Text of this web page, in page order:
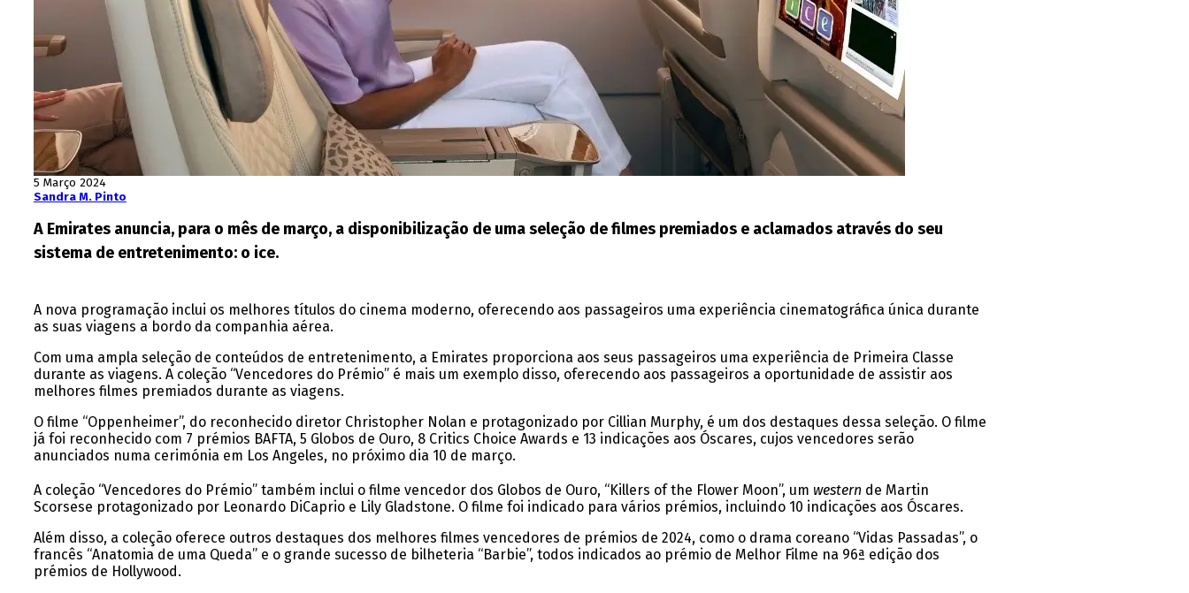
5 Março 2024
Sandra M. Pinto
A Emirates anuncia, para o mês de março, a disponibilização de uma seleção de filmes premiados e aclamados através do seu
sistema de entretenimento: o ice.
A nova programação inclui os melhores títulos do cinema moderno, oferecendo aos passageiros uma experiência cinematográfica única durante
as suas viagens a bordo da companhia aérea.
Com uma ampla seleção de conteúdos de entretenimento, a Emirates proporciona aos seus passageiros uma experiência de Primeira Classe
durante as viagens. A coleção “Vencedores do Prémio” é mais um exemplo disso, oferecendo aos passageiros a oportunidade de assistir aos
melhores filmes premiados durante as viagens.
O filme “Oppenheimer”, do reconhecido diretor Christopher Nolan e protagonizado por Cillian Murphy, é um dos destaques dessa seleção. O filme
já foi reconhecido com 7 prémios BAFTA, 5 Globos de Ouro, 8 Critics Choice Awards e 13 indicações aos Óscares, cujos vencedores serão
anunciados numa cerimónia em Los Angeles, no próximo dia 10 de março.
A coleção “Vencedores do Prémio” também inclui o filme vencedor dos Globos de Ouro, “Killers of the Flower Moon”, um westernde Martin
Scorsese protagonizado por Leonardo DiCaprio e Lily Gladstone. O filme foi indicado para vários prémios, incluindo 10 indicações aos Óscares.
Além disso, a coleção oferece outros destaques dos melhores filmes vencedores de prémios de 2024, como o drama coreano “Vidas Passadas”, o
francês “Anatomia de uma Queda” e o grande sucesso de bilheteria “Barbie”, todos indicados ao prémio de Melhor Filme na 96ª edição dos
prémios de Hollywood.